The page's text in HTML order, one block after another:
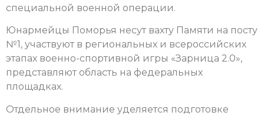
специальной военной операции.
Юнармейцы Поморья несут вахту Памяти на посту
№1, участвуют в региональных и всероссийских
этапах военно-спортивной игры «Зарница 2.0»,
представляют область на федеральных
площадках.
Отдельное внимание уделяется подготовке